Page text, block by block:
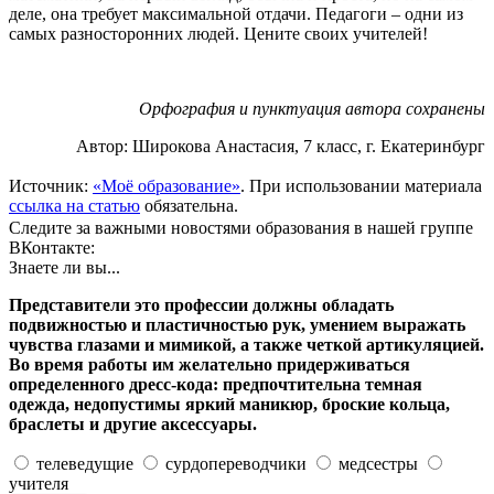
деле, она требует максимальной отдачи. Педагоги – одни из
самых разносторонних людей. Цените своих учителей!
Орфография и пунктуация автора сохранены
Автор: Широкова Анастасия, 7 класс, г. Екатеринбург
Источник: «Моё образование». При использовании материала
ссылка на статью обязательна.
Следите за важными новостями образования в нашей группе
ВКонтакте:
Знаете ли вы...
Представители это профессии должны обладать
подвижностью и пластичностью рук, умением выражать
чувства глазами и мимикой, а также четкой артикуляцией.
Во время работы им желательно придерживаться
определенного дресс-кода: предпочтительна темная
одежда, недопустимы яркий маникюр, броские кольца,
браслеты и другие аксессуары.
телеведущие сурдопереводчики
медсестры
учителя